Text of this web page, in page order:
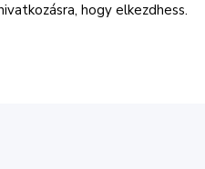
hogy elkezdhess.